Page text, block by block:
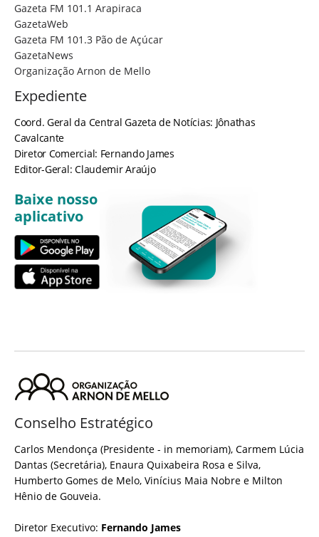
Gazeta FM 101.1 Arapiraca
GazetaWeb
Gazeta FM 101.3 Pão de Açúcar
GazetaNews
Organização Arnon de Mello
Expediente
Coord. Geral da Central Gazeta de Notícias: Jônathas
Cavalcante
Diretor Comercial: Fernando James
Editor-Geral: Claudemir Araújo
Baixe nosso
aplicativo
Conselho Estratégico
Carlos Mendonça (Presidente - in memoriam), Carmem Lúcia
Dantas (Secretária), Enaura Quixabeira Rosa e Silva,
Humberto Gomes de Melo, Vinícius Maia Nobre e Milton
Hênio de Gouveia.
Diretor Executivo: Fernando James